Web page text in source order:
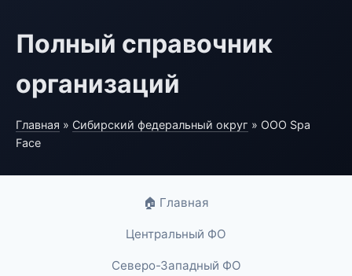
Полный справочник
организаций
Главная » Сибирский федеральный округ » ООО Spa
Face
🏠 Главная
Центральный ФО
Северо-Западный ФО